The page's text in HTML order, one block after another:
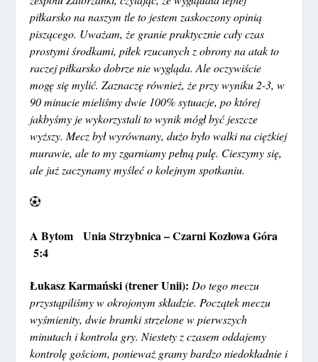
piłkarsko na naszym tle to jestem zaskoczony opinią
piszącego. Uważam, że granie praktycznie cały czas
prostymi środkami, piłek rzucanych z obrony na atak to
raczej piłkarsko dobrze nie wygląda. Ale oczywiście
mogę się mylić. Zaznaczę również, że przy wyniku 2-3, w
90 minucie mieliśmy dwie 100% sytuacje, po której
jakbyśmy je wykorzystali to wynik mógł być jeszcze
wyższy. Mecz był wyrównany, dużo było walki na ciężkiej
murawie, ale to my zgarniamy pełną pulę. Cieszymy się,
ale już zaczynamy myśleć o kolejnym spotkaniu.
A Bytom Unia Strzybnica – Czarni Kozłowa Góra
5:4
Łukasz Karmański (trener Unii):Do tego meczu
przystąpiliśmy w okrojonym składzie. Początek meczu
wyśmienity, dwie bramki strzelone w pierwszych
minutach i kontrola gry. Niestety z czasem oddajemy
kontrolę gościom, ponieważ gramy bardzo niedokładnie i